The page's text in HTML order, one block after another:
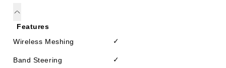
Features
Wireless Meshing
✓
Band Steering ✓